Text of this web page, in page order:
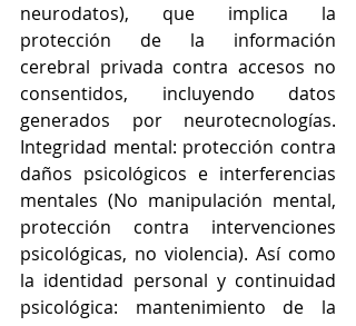
neurodatos), que implica la
protección de la información
cerebral privada contra accesos no
consentidos, incluyendo datos
generados por neurotecnologías.
Integridad mental: protección contra
daños psicológicos e interferencias
mentales (No manipulación mental,
protección contra intervenciones
psicológicas, no violencia). Así como
la identidad personal y continuidad
psicológica: mantenimiento de la